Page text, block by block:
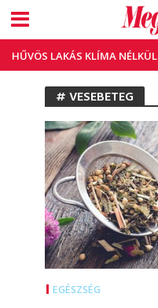
HŰVÖS LAKÁS KLÍMA NÉLKÜL
# VESEBETEG
EGÉSZSÉG